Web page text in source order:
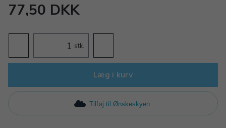
77,50 DKK
stk.
Læg i kurv
Tilføj til Ønskeskyen